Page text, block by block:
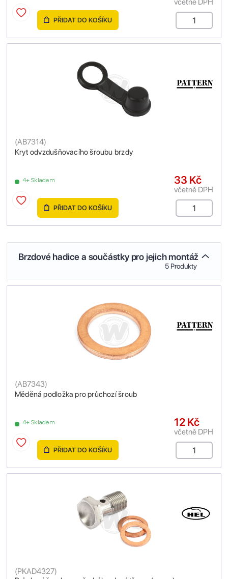
PŘIDAT DO KOŠÍKU
Kryt odvzdušňovacího šroubu brzdy
(AB7314)
4+ Skladem 33 Kč
včetně DPH
PŘIDAT DO KOŠÍKU
Brzdové hadice a součástky pro jejich montáž
5 Produkty
Měděná podložka pro průchozí šroub
(AB7343)
4+ Skladem 12 Kč
včetně DPH
PŘIDAT DO KOŠÍKU
(PKAD4327)